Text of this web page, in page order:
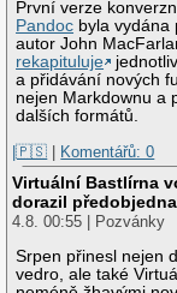
První verze
Pandoc byla vydána
autor John
rekapituluje
a přidávání nových
nejen Markdownu a
dalších formátů.
|🇵🇸 | Komentářů: 0
Virtuální Bastlírna
dorazil
4.8. 00:55 | Pozvánky
Srpen přinesl nejen
vedro, ale také